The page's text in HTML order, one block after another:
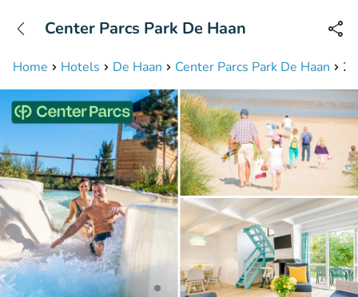
Bereikbaar tot 23:00 uur
Home Hotels De Haan Center Parcs Park De Haan 2,
Center Parcs Park De Haan